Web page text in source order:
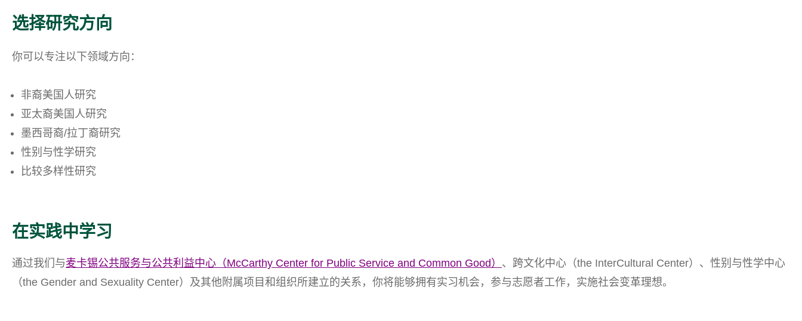
选择研究方向
你可以专注以下领域方向：
非裔美国人研究
亚太裔美国人研究
墨西哥裔/拉丁裔研究
性别与性学研究
比较多样性研究
在实践中学习
通过我们与麦卡锡公共服务与公共利益中心（McCarthy Center for Public Service and Common Good） 、跨文化中心（the InterCultural Center）、性别与性学中心
（the Gender and Sexuality Center）及其他附属项目和组织所建立的关系，你将能够拥有实习机会，参与志愿者工作，实施社会变革理想。